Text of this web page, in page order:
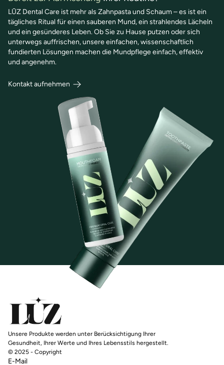
LŪZ Dental Care ist mehr als Zahnpasta und Schaum – es ist ein
tägliches Ritual für einen sauberen Mund, ein strahlendes Lächeln
und ein gesünderes Leben. Ob Sie zu Hause putzen oder sich
unterwegs auffrischen, unsere einfachen, wissenschaftlich
fundierten Lösungen machen die Mundpflege einfach, effektiv
und angenehm.
Kontakt aufnehmen
E-Mail
Unsere Produkte werden unter Berücksichtigung Ihrer
Gesundheit, Ihrer Werte und Ihres Lebensstils hergestellt.
© 2025 - Copyright